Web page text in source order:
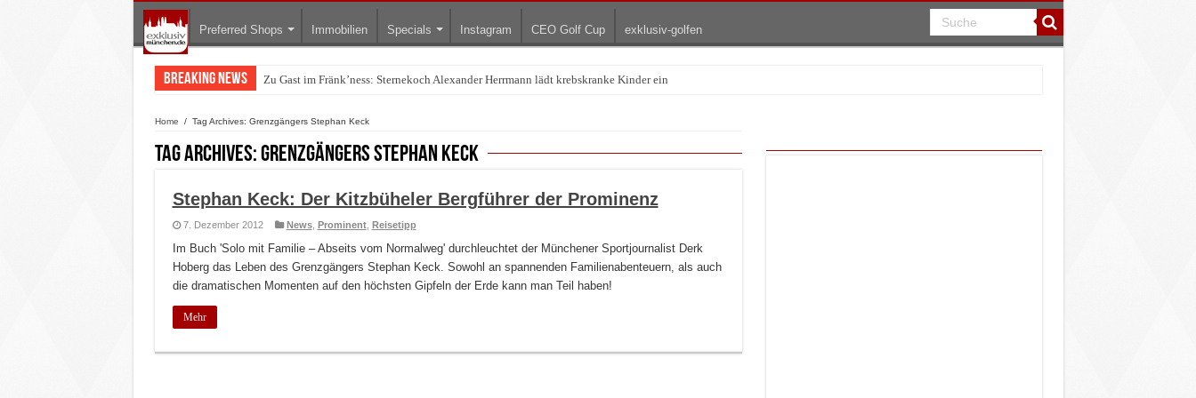
Preferred Shops Immobilien Specials Instagram CEO Golf Cup exklusiv-golfen
Breaking News Zu Gast im Fränk’ness: Sternekoch Alexander Herrmann lädt krebskranke Kinder ein
Home / Tag Archives: Grenzgängers Stephan Keck
Tag Archives:Grenzgängers Stephan Keck
Stephan Keck: Der Kitzbüheler Bergführer der Prominenz
7. Dezember 2012 News, Prominent, Reisetipp
Im Buch 'Solo mit Familie – Abseits vom Normalweg' durchleuchtet der Münchener Sportjournalist Derk
Hoberg das Leben des Grenzgängers Stephan Keck. Sowohl an spannenden Familienabenteuern, als auch
die dramatischen Momenten auf den höchsten Gipfeln der Erde kann man Teil haben!
Mehr